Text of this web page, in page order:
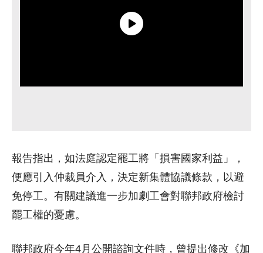
報告指出，如法庭認定罷工將「損害國家利益」，
便應引入仲裁員介入，決定新集體協議條款，以避
免停工。有關建議進一步加劇工會對聯邦政府檢討
罷工權的憂慮。
聯邦政府今年4月公開諮詢文件時，曾提出修改《加